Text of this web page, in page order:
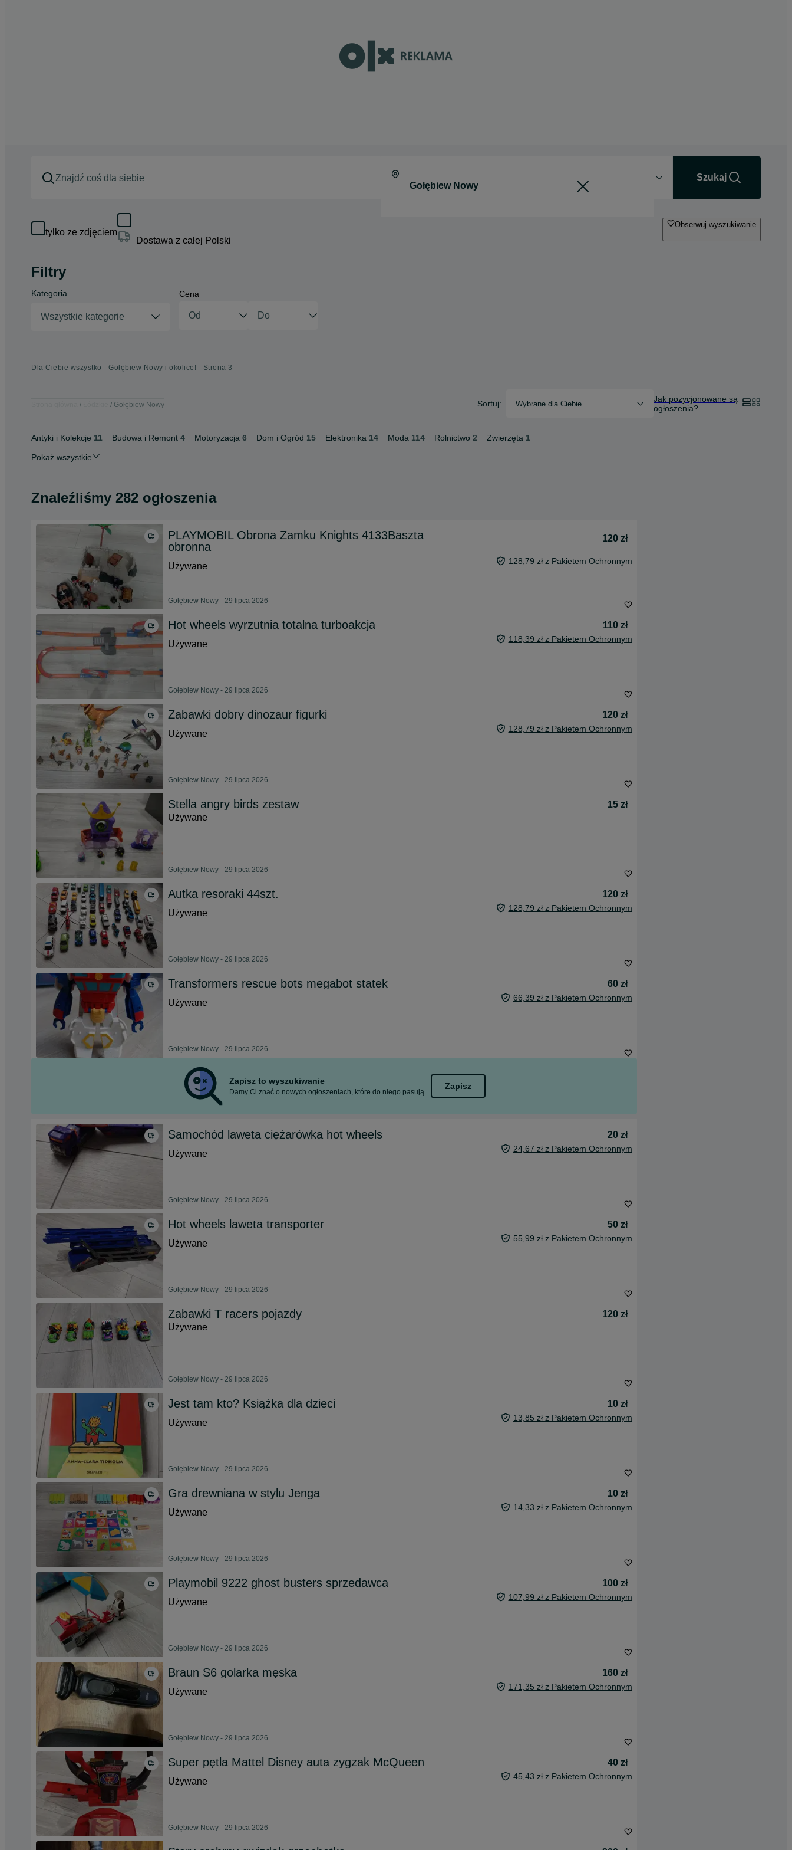
Szukaj
tylko ze zdjęciem
Dostawa z całej Polski
Obserwuj wyszukiwanie
Filtry
Kategoria
Wszystkie kategorie
Cena
Dla Ciebie wszystko - Gołębiew Nowy i okolice! - Strona 3
Gołębiew Nowy Sortuj: Wybrane dla Ciebie
Jak pozycjonowane są
ogłoszenia?
Antyki i Kolekcje 11 Budowa i Remont 4 Motoryzacja 6 Dom i Ogród 15 Elektronika 14 Moda 114 Rolnictwo 2 Zwierzęta 1
Pokaż wszystkie
Znaleźliśmy 282 ogłoszenia
PLAYMOBIL Obrona Zamku Knights 4133Baszta
obronna
120 zł
Używane 128,79 zł z Pakietem Ochronnym
Gołębiew Nowy - 29 lipca 2026
Hot wheels wyrzutnia totalna turboakcja
110 zł
Używane
118,39 zł z Pakietem Ochronnym
Gołębiew Nowy - 29 lipca 2026
Zabawki dobry dinozaur figurki
120 zł
Używane
128,79 zł z Pakietem Ochronnym
Gołębiew Nowy - 29 lipca 2026
Stella angry birds zestaw
15 zł
Używane
Gołębiew Nowy - 29 lipca 2026
Autka resoraki 44szt.
120 zł
Używane
128,79 zł z Pakietem Ochronnym
Gołębiew Nowy - 29 lipca 2026
Transformers rescue bots megabot statek
60 zł
Używane
66,39 zł z Pakietem Ochronnym
Gołębiew Nowy - 29 lipca 2026
Zapisz to wyszukiwanie
Damy Ci znać o nowych ogłoszeniach, które do niego pasują.
Zapisz
Samochód laweta ciężarówka hot wheels
20 zł
Używane
24,67 zł z Pakietem Ochronnym
Gołębiew Nowy - 29 lipca 2026
Hot wheels laweta transporter
50 zł
Używane
55,99 zł z Pakietem Ochronnym
Gołębiew Nowy - 29 lipca 2026
Zabawki T racers pojazdy
120 zł
Używane
Gołębiew Nowy - 29 lipca 2026
Jest tam kto? Książka dla dzieci
10 zł
Używane
13,85 zł z Pakietem Ochronnym
Gołębiew Nowy - 29 lipca 2026
Gra drewniana w stylu Jenga
10 zł
Używane
14,33 zł z Pakietem Ochronnym
Gołębiew Nowy - 29 lipca 2026
Playmobil 9222 ghost busters sprzedawca
100 zł
Używane
107,99 zł z Pakietem Ochronnym
Gołębiew Nowy - 29 lipca 2026
Braun S6 golarka męska
160 zł
Używane
171,35 zł z Pakietem Ochronnym
Gołębiew Nowy - 29 lipca 2026
Super pętla Mattel Disney auta zygzak McQueen
40 zł
Używane
45,43 zł z Pakietem Ochronnym
Gołębiew Nowy - 29 lipca 2026